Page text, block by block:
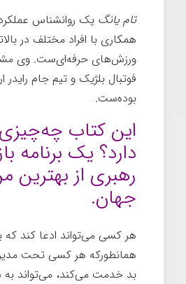
تام یانگ یک روانشناس
همکاری با افراد مختلف در
ورزش‌های حرفه‌ای‌ست. وی
بوده‌ست.
این کتاب
دارد؟ یک برنامه
رهبری از بهترین
جهان.
هر کسی می‌تواند ادعا کند
همانطورکه هر کسی تحت
بد خدمت می‌کند، می‌تواند به